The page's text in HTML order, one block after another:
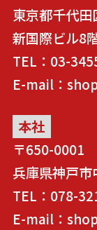
東京都千代
新国際ビル8
TEL：03-
E-mail：
本社
〒650-0001
兵庫県神戸
TEL：078-
E-mail：